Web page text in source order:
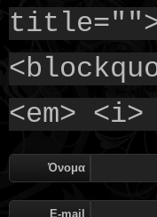
title="">
<em>
Όνομα
E-mail